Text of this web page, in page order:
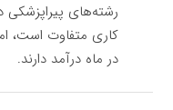
رشته‌های
در ماه درآمد دارند.